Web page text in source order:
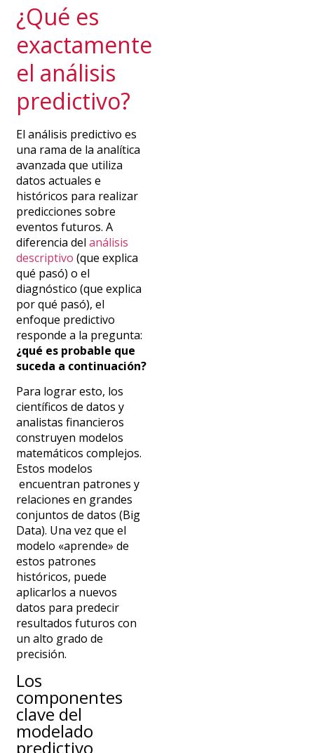
¿Qué es
exactamente
el análisis
predictivo?
El análisis predictivo es
una rama de la analítica
avanzada que utiliza
datos actuales e
históricos para realizar
predicciones sobre
eventos futuros. A
diferencia delanálisis
descriptivo (que explica
qué pasó) o el
diagnóstico (que explica
por qué pasó), el
enfoque predictivo
responde a la pregunta:
¿qué es probable que
suceda a continuación?
Para lograr esto, los
científicos de datos y
analistas financieros
construyen modelos
matemáticos complejos.
Estos modelos
encuentran patrones y
relaciones en grandes
conjuntos de datos (Big
Data). Una vez que el
modelo «aprende» de
estos patrones
históricos, puede
aplicarlos a nuevos
datos para predecir
resultados futuros con
un alto grado de
precisión.
Los
componentes
clave del
modelado
predictivo